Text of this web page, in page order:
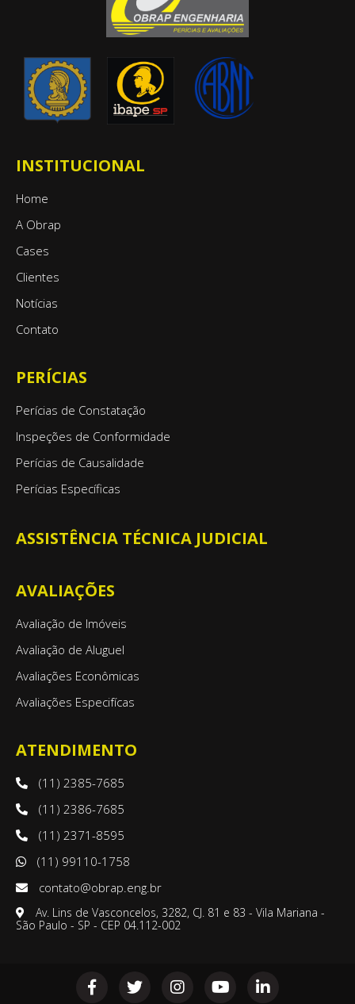
INSTITUCIONAL
Home
A Obrap
Cases
Clientes
Notícias
Contato
PERÍCIAS
Perícias de Constatação
Inspeções de Conformidade
Perícias de Causalidade
Perícias Específicas
ASSISTÊNCIA TÉCNICA JUDICIAL
AVALIAÇÕES
Avaliação de Imóveis
Avaliação de Aluguel
Avaliações Econômicas
Avaliações Especifícas
ATENDIMENTO
(11) 2385-7685
(11) 2386-7685
(11) 2371-8595
(11) 99110-1758
contato@obrap.eng.br
Av. Lins de Vasconcelos, 3282, CJ. 81 e 83 - Vila Mariana -
São Paulo - SP - CEP 04.112-002